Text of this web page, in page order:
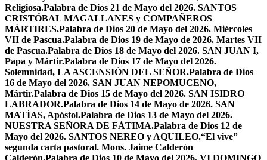
Religiosa.Palabra de Dios 21 de Mayo del 2026. SANTOS
CRISTÓBAL MAGALLANES y COMPAÑEROS
MÁRTIRES.Palabra de Dios 20 de Mayo del 2026. Miércoles
VII de Pascua.Palabra de Dios 19 de Mayo de 2026. Martes VII
de Pascua.Palabra de Dios 18 de Mayo del 2026. SAN JUAN I,
Papa y Mártir.Palabra de Dios 17 de Mayo del 2026.
Solemnidad, LA ASCENSIÓN DEL SEÑOR.Palabra de Dios
16 de Mayo del 2026. SAN JUAN NEPOMUCENO,
Mártir.Palabra de Dios 15 de Mayo del 2026. SAN ISIDRO
LABRADOR.Palabra de Dios 14 de Mayo de 2026. SAN
MATÍAS, Apóstol.Palabra de Dios 13 de Mayo del 2026.
NUESTRA SEÑORA DE FÁTIMA.Palabra de Dios 12 de
Mayo del 2026. SANTOS NEREO y AQUILEO.“El vive”
segunda carta pastoral. Mons. Jaime Calderón
Calderón.Palabra de Dios 10 de Mayo del 2026. VI DOMINGO